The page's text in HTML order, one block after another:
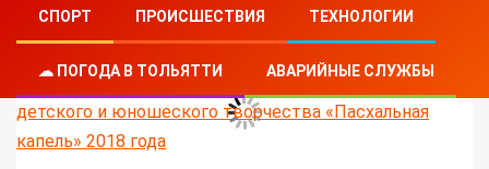
СПОРТ ПРОИСШЕСТВИЯ ТЕХНОЛОГИИ
☁ ПОГОДА В ТОЛЬЯТТИ АВАРИЙНЫЕ СЛУЖБЫ
DSC_8142